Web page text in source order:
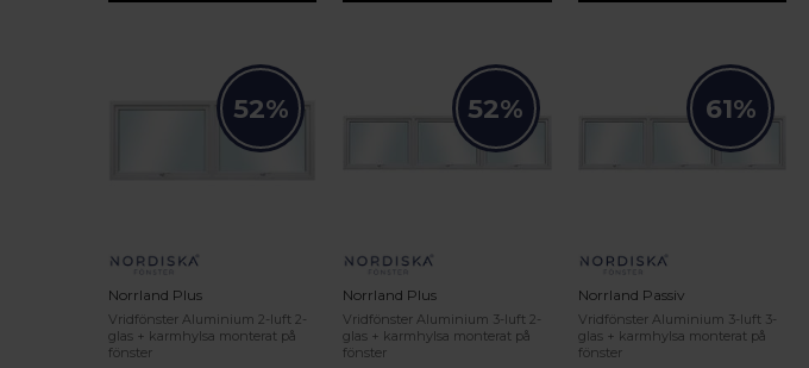
52%
Norrland Plus
Vridfönster Aluminium 2-luft 2-
glas + karmhylsa monterat på
fönster
52%
Norrland Plus
Vridfönster Aluminium 3-luft 2-
glas + karmhylsa monterat på
fönster
61%
Norrland Passiv
Vridfönster Aluminium 3-luft 3-
glas + karmhylsa monterat på
fönster